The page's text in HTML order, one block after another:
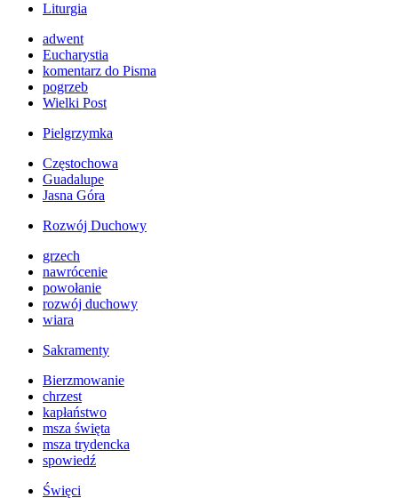
Liturgia
adwent
Eucharystia
komentarz do Pisma
pogrzeb
Wielki Post
Pielgrzymka
Częstochowa
Guadalupe
Jasna Góra
Rozwój Duchowy
grzech
nawrócenie
powołanie
rozwój duchowy
wiara
Sakramenty
Bierzmowanie
chrzest
kapłaństwo
msza święta
msza trydencka
spowiedź
Święci